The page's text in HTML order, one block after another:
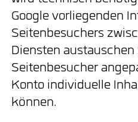
Google vorliegenden
Seitenbesuchers
Diensten
Seitenbesucher
Konto individuelle
können.